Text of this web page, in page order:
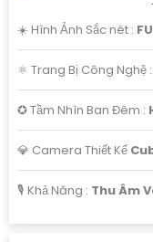
☀️ Hình Ảnh Sắc nét :
⚛️ Trang Bị Công Nghệ :
✪ Tầm Nhìn Ban Đêm :
💎 Camera Thiết Kế
️🎙 Khả Năng : Thu Âm